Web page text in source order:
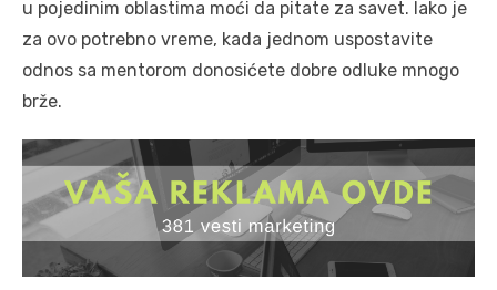
u pojedinim oblastima moći da pitate za savet. Iako je
za ovo potrebno vreme, kada jednom uspostavite
odnos sa mentorom donosićete dobre odluke mnogo
brže.